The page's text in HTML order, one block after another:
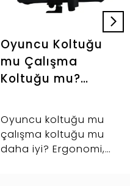
Oyuncu Koltuğu
mu Çalışma
Koltuğu mu?
Mantıklı? |
Stepgamer
Oyuncu koltuğu mu
çalışma koltuğu mu
daha iyi? Ergonomi,